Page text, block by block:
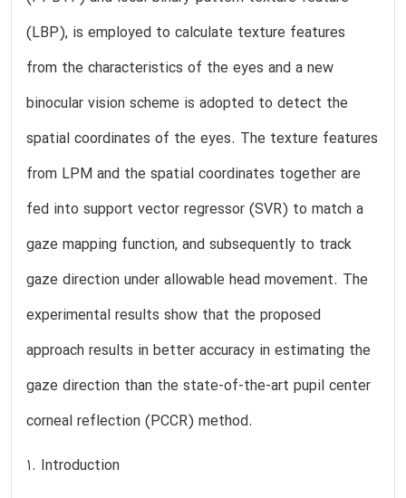
(LBP), is employed to calculate texture features
from the characteristics of the eyes and a new
binocular vision scheme is adopted to detect the
spatial coordinates of the eyes. The texture features
from LPM and the spatial coordinates together are
fed into support vector regressor (SVR) to match a
gaze mapping function, and subsequently to track
gaze direction under allowable head movement. The
experimental results show that the proposed
approach results in better accuracy in estimating the
gaze direction than the state-of-the-art pupil center
corneal reflection (PCCR) method.
1. Introduction